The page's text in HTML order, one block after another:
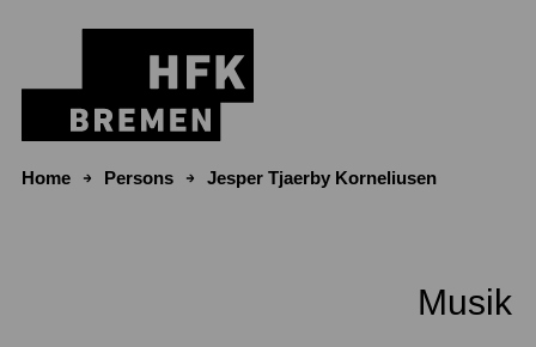
Skip to content
Home Persons Jesper Tjaerby Korneliusen
Musik